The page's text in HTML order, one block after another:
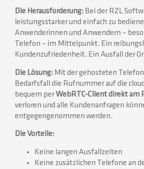
Die Herausforderung: Bei der RZL
leistungsstarker und einfach zu
Anwenderinnen und Anwendern –
Telefon – im Mittelpunkt. Ein
Kundenzufriedenheit. Ein Ausfall der
Die Lösung: Mit der gehosteten
Bedarfsfall die Rufnummer auf die
bequem perWebRTC-Client direkt am
verloren und alle Kundenanfragen
entgegengenommen werden.
Die Vorteile:
Keine langen Ausfallzeiten
Keine zusätzlichen Telefone an